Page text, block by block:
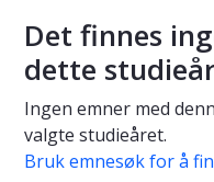
Om emnet
Det finnes
dette
Ingen emner med
valgte studieåret.
Bruk emnesøk for å